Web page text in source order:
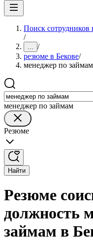
Поиск сотрудников
/
... /
резюме в Бекове/
менеджер по займам
менеджер по займам
Резюме
Найти
Резюме
должность
займам в